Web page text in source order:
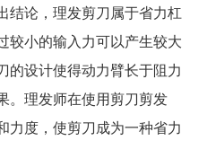
结论，理发剪刀属于省力杠
较小的输入力可以产生较大
的设计使得动力臂长于阻力
。理发师在使用剪刀剪发
力度，使剪刀成为一种省力